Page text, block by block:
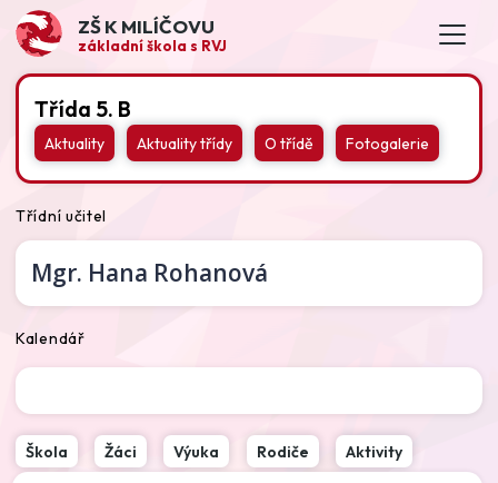
ZŠ K MILÍČOVU
základní škola s RVJ
Třída 5. B
Aktuality Aktuality třídy O třídě Fotogalerie
Třídní učitel
Mgr. Hana Rohanová
Kalendář
Škola Žáci Výuka Rodiče Aktivity